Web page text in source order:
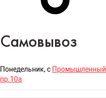
Самовывоз
Понедельник, с Промышленный
пр.10а